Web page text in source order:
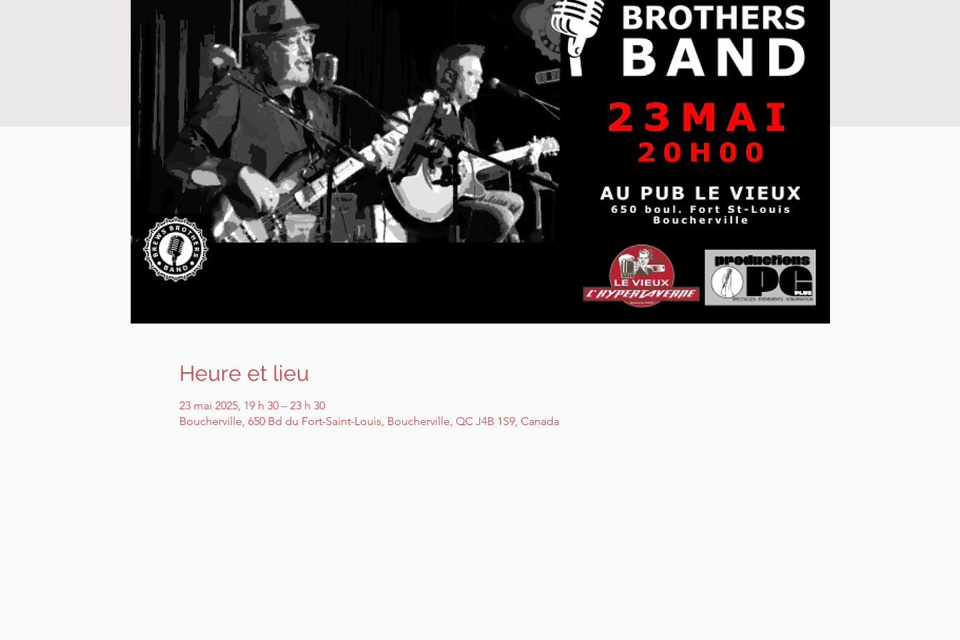
Heure et lieu
23 mai 2025, 19 h 30 – 23 h 30
Boucherville, 650 Bd du Fort-Saint-Louis, Boucherville, QC J4B 1S9, Canada